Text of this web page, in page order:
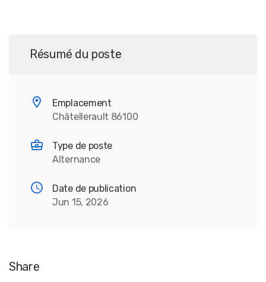
Résumé du poste
Emplacement
Châtellerault 86100
Type de poste
Alternance
Date de publication
Jun 15, 2026
Share